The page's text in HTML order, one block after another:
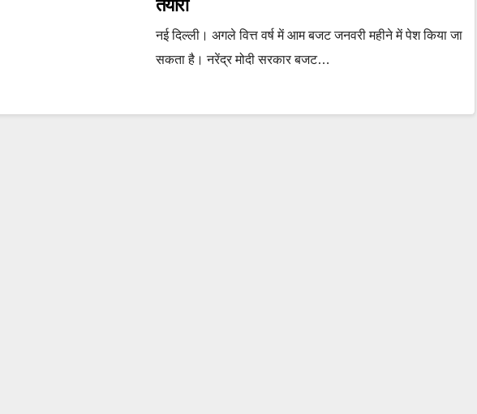
तैयारी
नई दिल्ली। अगले वित्त वर्ष में आम बजट जनवरी महीने में पेश किया जा
सकता है। नरेंद्र मोदी सरकार बजट…